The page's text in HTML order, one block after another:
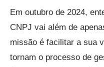
Em outubro de 2024,
CNPJ vai além de
missão é facilitar a sua
tornam o processo de